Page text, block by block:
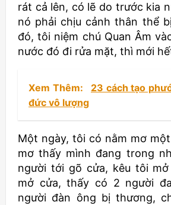
rát cả lên, có lẽ do trước kia
nó phải chịu cảnh thân thể
đó, tôi niệm chú Quan Âm
nước đó đi rửa mặt, thì mới
Xem Thêm:
23 cách tạo
đức vô lượng
Một ngày, tôi có nằm mơ
mơ thấy mình đang trong
người tới gõ cửa, kêu tôi
mở cửa, thấy có 2 người
người đàn ông bị thương,